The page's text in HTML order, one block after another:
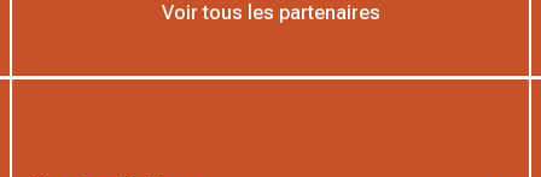
Voir tous les partenaires